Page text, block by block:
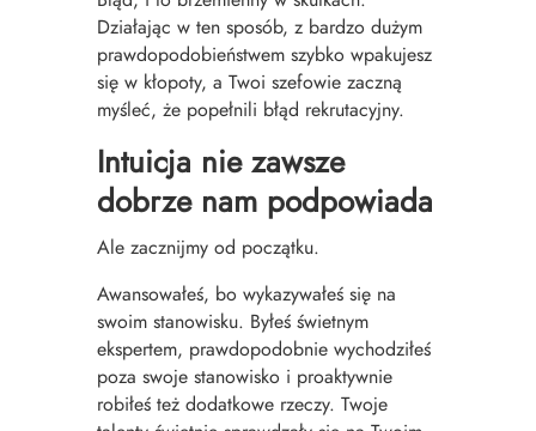
Działając w ten sposób, z bardzo dużym
prawdopodobieństwem szybko wpakujesz
się w kłopoty, a Twoi szefowie zaczną
myśleć, że popełnili błąd rekrutacyjny.
Intuicja nie zawsze
dobrze nam podpowiada
Ale zacznijmy od początku.
Awansowałeś, bo wykazywałeś się na
swoim stanowisku. Byłeś świetnym
ekspertem, prawdopodobnie wychodziłeś
poza swoje stanowisko i proaktywnie
robiłeś też dodatkowe rzeczy. Twoje